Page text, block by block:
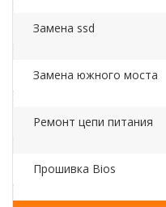
Замена ssd
Замена южного моста
Ремонт цепи питания
Прошивка Bios